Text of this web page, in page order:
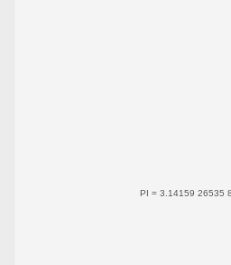
PI = 3.14159 26535